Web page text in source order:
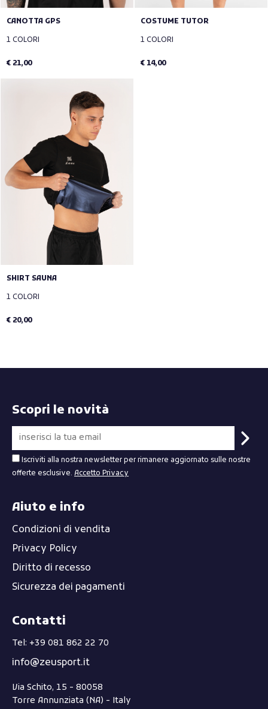
CANOTTA GPS
1 COLORI
€ 21,00
COSTUME TUTOR
1 COLORI
€ 14,00
SHIRT SAUNA
1 COLORI
€ 20,00
Scopri le novità
Iscriviti alla nostra newsletter per rimanere aggiornato sulle nostre
offerte esclusive. Accetto Privacy
Aiuto e info
Condizioni di vendita
Privacy Policy
Diritto di recesso
Sicurezza dei pagamenti
Contatti
Tel: +39 081 862 22 70
info@zeusport.it
Via Schito, 15 - 80058
Torre Annunziata (NA) - Italy